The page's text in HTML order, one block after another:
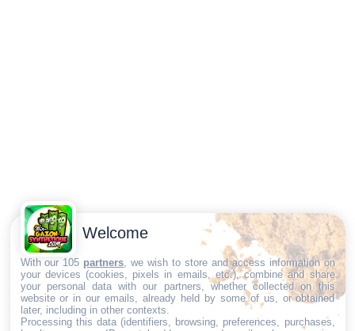
Welcome
With our 105 partners , we wish to store and access information on
your devices (cookies, pixels in emails, etc.), combine and share
your personal data with our partners, whether collected on this
website or in our emails, already held by some of us, or obtained
later, including in other contexts.
Processing this data (identifiers, browsing, preferences, purchases,